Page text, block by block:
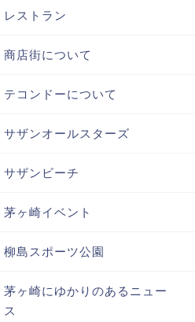
レストラン
商店街について
テコンドーについて
サザンオールスターズ
サザンビーチ
茅ヶ崎イベント
柳島スポーツ公園
茅ヶ崎にゆかりのあるニュー
ス